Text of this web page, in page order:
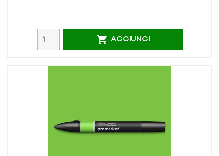
 AGGIUNGI